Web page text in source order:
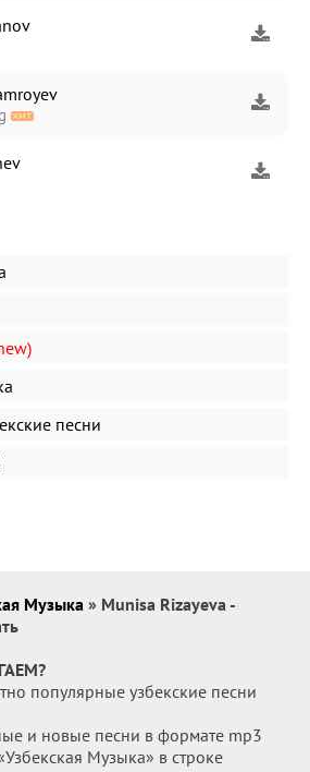
песни
Музыка » Munisa Rizayeva -
популярные узбекские песни
и новые песни в формате mp3
Музыка» в строке